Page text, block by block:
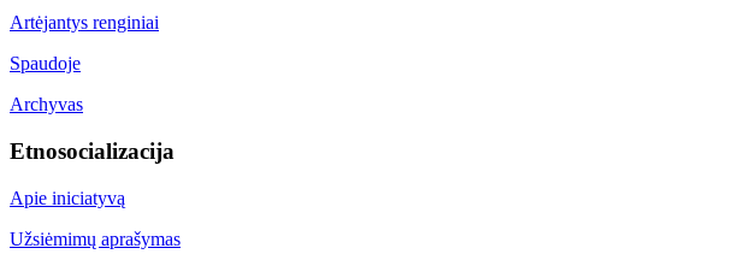
Artėjantys renginiai
Spaudoje
Archyvas
Etnosocializacija
Apie iniciatyvą
Užsiėmimų aprašymas